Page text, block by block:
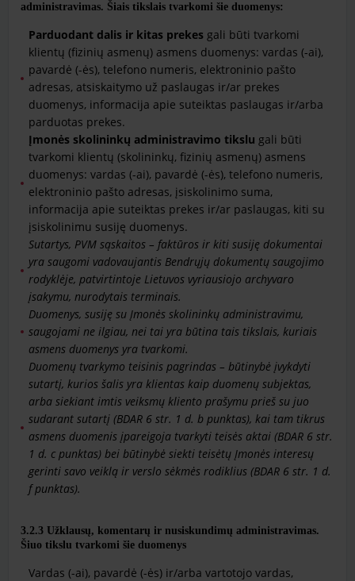
administravimas. Šiais tikslais tvarkomi šie duomenys:
Parduodant dalis ir kitas prekes gali būti tvarkomi
klientų (fizinių asmenų) asmens duomenys: vardas (-ai),
pavardė (-ės), telefono numeris, elektroninio pašto
adresas, atsiskaitymo už paslaugas ir/ar prekes
duomenys, informacija apie suteiktas paslaugas ir/arba
parduotas prekes.
Įmonės skolininkų administravimo tikslu gali būti
tvarkomi klientų (skolininkų, fizinių asmenų) asmens
duomenys: vardas (-ai), pavardė (-ės), telefono numeris,
elektroninio pašto adresas, įsiskolinimo suma,
informacija apie suteiktas prekes ir/ar paslaugas, kiti su
įsiskolinimu susiję duomenys.
Sutartys, PVM sąskaitos – faktūros ir kiti susiję dokumentai
yra saugomi vadovaujantis Bendrųjų dokumentų saugojimo
rodyklėje, patvirtintoje Lietuvos vyriausiojo archyvaro
įsakymu, nurodytais terminais.
Duomenys, susiję su Įmonės skolininkų administravimu,
saugojami ne ilgiau, nei tai yra būtina tais tikslais, kuriais
asmens duomenys yra tvarkomi.
Duomenų tvarkymo teisinis pagrindas – būtinybė įvykdyti
sutartį, kurios šalis yra klientas kaip duomenų subjektas,
arba siekiant imtis veiksmų kliento prašymu prieš su juo
sudarant sutartį (BDAR 6 str. 1 d. b punktas), kai tam tikrus
asmens duomenis įpareigoja tvarkyti teisės aktai (BDAR 6 str.
1 d. c punktas) bei būtinybė siekti teisėtų Įmonės interesų
gerinti savo veiklą ir verslo sėkmės rodiklius (BDAR 6 str. 1 d.
f punktas).
3.2.3 Užklausų, komentarų ir nusiskundimų administravimas.
Šiuo tikslu tvarkomi šie duomenys
Vardas (-ai), pavardė (-ės) ir/arba vartotojo vardas,